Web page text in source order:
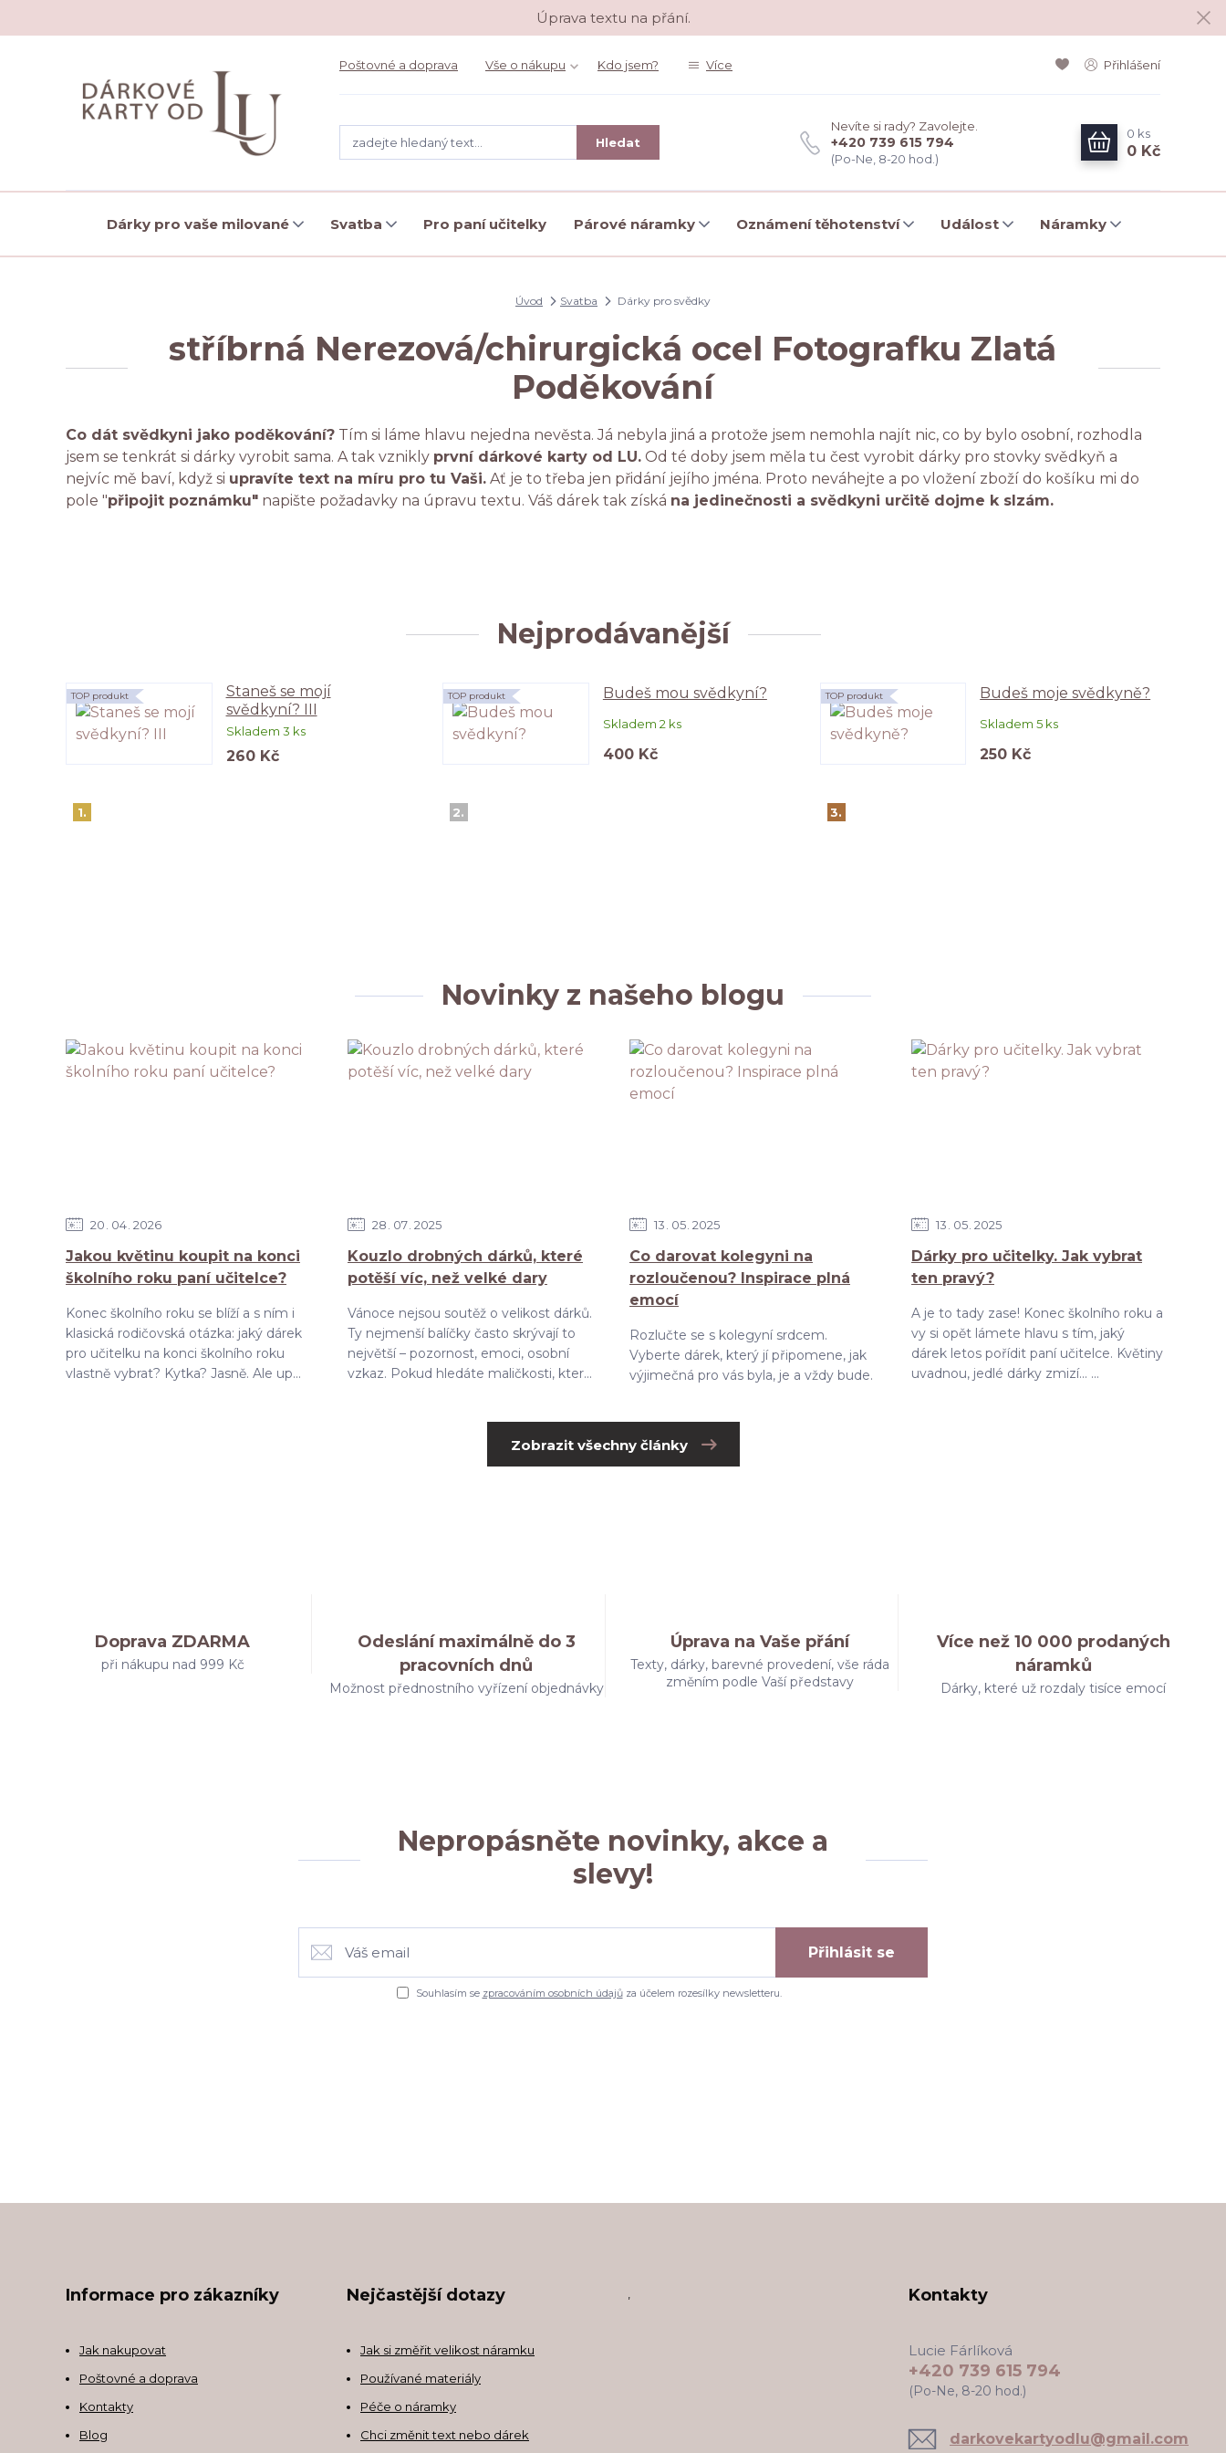
Úprava textu na přání.
Poštovné a doprava Vše o nákupu Kdo jsem? Více Přihlášení
Hledat
Nevíte si rady? Zavolejte.
+420 739 615 794
(Po-Ne, 8-20 hod.)
0 ks
0 Kč
Dárky pro vaše milované Svatba Pro paní učitelky Párové náramky Oznámení těhotenství Událost Náramky
Úvod Svatba Dárky pro svědky
stříbrná Nerezová/chirurgická ocel Fotografku Zlatá
Poděkování
Co dát svědkyni jako poděkování? Tím si láme hlavu nejedna nevěsta. Já nebyla jiná a protože jsem nemohla najít nic, co by bylo osobní, rozhodla
jsem se tenkrát si dárky vyrobit sama. A tak vznikly první dárkové karty od LU. Od té doby jsem měla tu čest vyrobit dárky pro stovky svědkyň a
nejvíc mě baví, když si upravíte text na míru pro tu Vaši. Ať je to třeba jen přidání jejího jména. Proto neváhejte a po vložení zboží do košíku mi do
pole "připojit poznámku" napište požadavky na úpravu textu. Váš dárek tak získá na jedinečnosti a svědkyni určitě dojme k slzám.
Nejprodávanější
1.
Staneš se mojí
svědkyní? III
Skladem 3 ks
TOP produkt
260 Kč
2.
Budeš mou svědkyní?
Skladem 2 ks
TOP produkt
400 Kč
3.
Budeš moje svědkyně?
Skladem 5 ks
TOP produkt
250 Kč
Novinky z našeho blogu
20 04 2026
Jakou květinu koupit na konci
školního roku paní učitelce?
Konec školního roku se blíží a s ním i
klasická rodičovská otázka: jaký dárek
pro učitelku na konci školního roku
vlastně vybrat? Kytka? Jasně. Ale up...
28 07 2025
Kouzlo drobných dárků, které
potěší víc, než velké dary
Vánoce nejsou soutěž o velikost dárků.
Ty nejmenší balíčky často skrývají to
největší – pozornost, emoci, osobní
vzkaz. Pokud hledáte maličkosti, kter...
13 05 2025
Co darovat kolegyni na
rozloučenou? Inspirace plná
emocí
Rozlučte se s kolegyní srdcem.
Vyberte dárek, který jí připomene, jak
výjimečná pro vás byla, je a vždy bude.
13 05 2025
Dárky pro učitelky. Jak vybrat
ten pravý?
A je to tady zase! Konec školního roku a
vy si opět lámete hlavu s tím, jaký
dárek letos pořídit paní učitelce. Květiny
uvadnou, jedlé dárky zmizí... ...
Zobrazit všechny články
Doprava ZDARMA
při nákupu nad 999 Kč
Odeslání maximálně do 3
pracovních dnů
Možnost přednostního vyřízení objednávky
Úprava na Vaše přání
Texty, dárky, barevné provedení, vše ráda
změním podle Vaší představy
Více než 10 000 prodaných
náramků
Dárky, které už rozdaly tisíce emocí
Nepropásněte novinky, akce a
slevy!
Přihlásit se
Souhlasím se zpracováním osobních údajůza účelem rozesílky newsletteru.
Informace pro zákazníky
Jak nakupovat
Poštovné a doprava
Kontakty
Blog
Nejčastější dotazy
Jak si změřit velikost náramku
Používané materiály
Péče o náramky
Chci změnit text nebo dárek
Kontakty
Lucie Fárlíková
+420 739 615 794
(Po-Ne, 8-20 hod.)
darkovekartyodlu@gmail.com